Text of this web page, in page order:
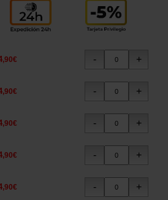
,90€
,90€
,90€
,90€
,90€